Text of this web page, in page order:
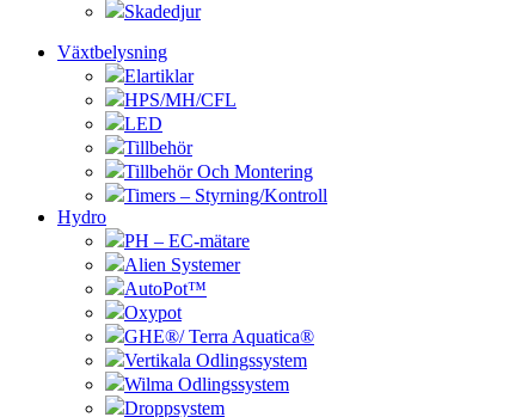
Skadedjur
Växtbelysning
Elartiklar
HPS/MH/CFL
LED
Tillbehör
Tillbehör Och Montering
Timers – Styrning/Kontroll
Hydro
PH – EC-mätare
Alien Systemer
AutoPot™
Oxypot
GHE®/ Terra Aquatica®
Vertikala Odlingssystem
Wilma Odlingssystem
Droppsystem